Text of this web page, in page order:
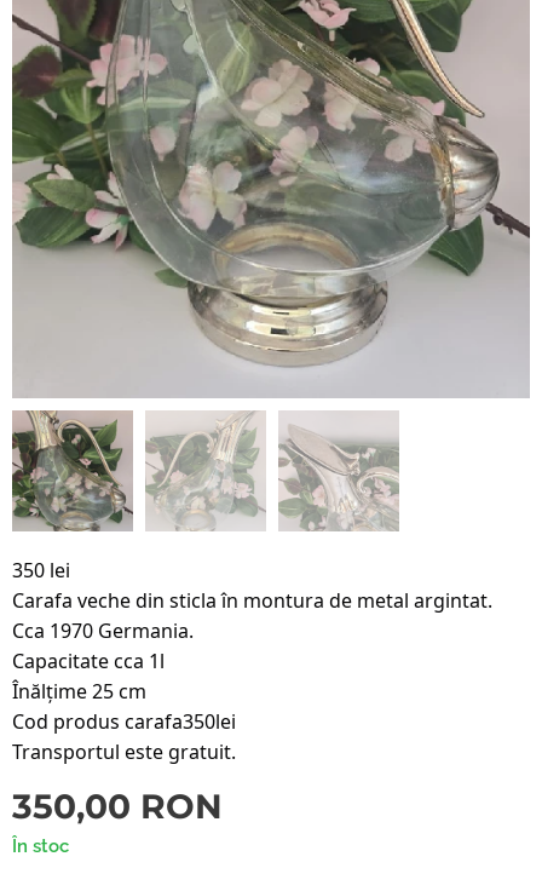
350 lei
Carafa veche din sticla în montura de metal argintat.
Cca 1970 Germania.
Capacitate cca 1l
Înălțime 25 cm
Cod produs carafa350lei
Transportul este gratuit.
350,00 RON
În stoc